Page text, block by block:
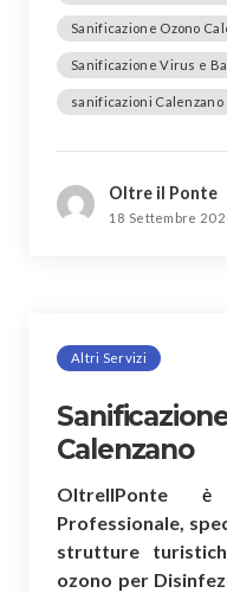
Sanificazione Ozono
Sanificazione Virus e
sanificazioni Calenzano
Oltre il Ponte
18 Settembre
Altri Servizi
Calenzano
OltreIlPonte è
Professionale,
strutture
ozono per